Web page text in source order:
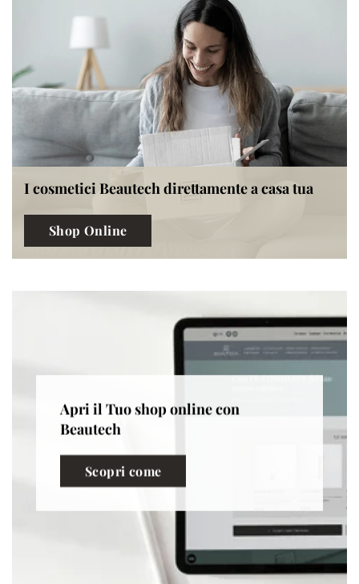
I cosmetici Beautech direttamente a casa tua
Shop Online
Apri il Tuo shop online con
Beautech
Scopri come